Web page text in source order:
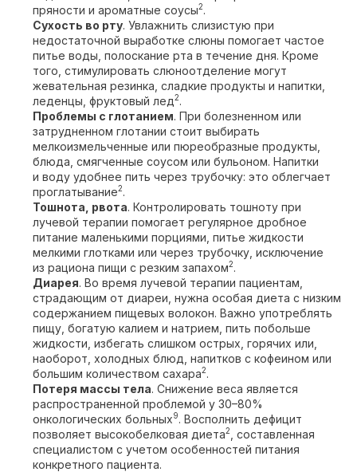
пряности и ароматные соусы2.
Сухость во рту. Увлажнить слизистую при
недостаточной выработке слюны помогает частое
питье воды, полоскание рта в течение дня. Кроме
того, стимулировать слюноотделение могут
жевательная резинка, сладкие продукты и напитки,
леденцы, фруктовый лед2.
Проблемы с глотанием. При болезненном или
затрудненном глотании стоит выбирать
мелкоизмельченные или пюреобразные продукты,
блюда, смягченные соусом или бульоном. Напитки
и воду удобнее пить через трубочку: это облегчает
проглатывание2.
Тошнота, рвота. Контролировать тошноту при
лучевой терапии помогает регулярное дробное
питание маленькими порциями, питье жидкости
мелкими глотками или через трубочку, исключение
из рациона пищи с резким запахом2.
Диарея. Во время лучевой терапии пациентам,
страдающим от диареи, нужна особая диета с низким
содержанием пищевых волокон. Важно употреблять
пищу, богатую калием и натрием, пить побольше
жидкости, избегать слишком острых, горячих или,
наоборот, холодных блюд, напитков с кофеином или
большим количеством сахара2.
Потеря массы тела. Снижение веса является
распространенной проблемой у 30–80%
онкологических больных9. Восполнить дефицит
позволяет высокобелковая диета2
, составленная
специалистом с учетом особенностей питания
конкретного пациента.